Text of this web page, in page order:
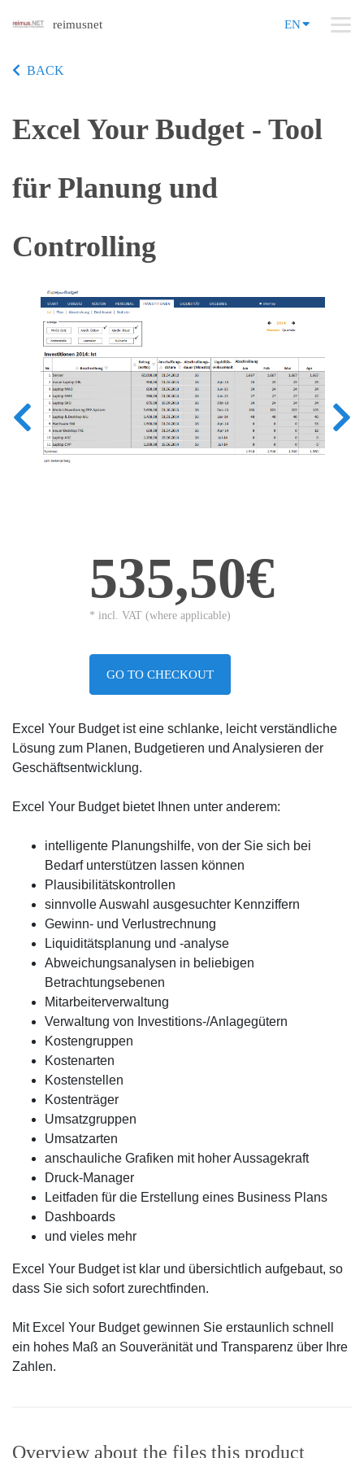
reimusnet EN
BACK
Excel Your Budget - Tool
für Planung und
Controlling
535,50€
* incl. VAT (where applicable)
GO TO CHECKOUT
Excel Your Budget ist eine schlanke, leicht verständliche
Lösung zum Planen, Budgetieren und Analysieren der
Geschäftsentwicklung.
Excel Your Budget bietet Ihnen unter anderem:
intelligente Planungshilfe, von der Sie sich bei
Bedarf unterstützen lassen können
Plausibilitätskontrollen
sinnvolle Auswahl ausgesuchter Kennziffern
Gewinn- und Verlustrechnung
Liquiditätsplanung und -analyse
Abweichungsanalysen in beliebigen
Betrachtungsebenen
Mitarbeiterverwaltung
Verwaltung von Investitions-/Anlagegütern
Kostengruppen
Kostenarten
Kostenstellen
Kostenträger
Umsatzgruppen
Umsatzarten
anschauliche Grafiken mit hoher Aussagekraft
Druck-Manager
Leitfaden für die Erstellung eines Business Plans
Dashboards
und vieles mehr
Excel Your Budget ist klar und übersichtlich aufgebaut, so
dass Sie sich sofort zurechtfinden.
Mit Excel Your Budget gewinnen Sie erstaunlich schnell
ein hohes Maß an Souveränität und Transparenz über Ihre
Zahlen.
Overview about the files this product